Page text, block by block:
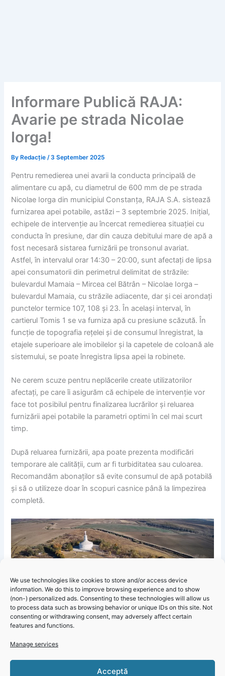
We use technologies like cookies to store and/or access device
information. We do this to improve browsing experience and to show
(non-) personalized ads. Consenting to these technologies will allow us
to process data such as browsing behavior or unique IDs on this site. Not
consenting or withdrawing consent, may adversely affect certain
features and functions.
Manage services
Acceptă
Informare Publică RAJA:
Avarie pe strada Nicolae
Iorga!
By Redacție/3 September 2025
Pentru remedierea unei avarii la conducta principală de
alimentare cu apă, cu diametrul de 600 mm de pe strada
Nicolae Iorga din municipiul Constanța, RAJA S.A. sistează
furnizarea apei potabile, astăzi – 3 septembrie 2025. Inițial,
echipele de intervenție au încercat remedierea situației cu
conducta în presiune, dar din cauza debitului mare de apă a
fost necesară sistarea furnizării pe tronsonul avariat.
Astfel, în intervalul orar 14:30 – 20:00, sunt afectați de lipsa
apei consumatorii din perimetrul delimitat de străzile:
bulevardul Mamaia – Mircea cel Bătrân – Nicolae Iorga –
bulevardul Mamaia, cu străzile adiacente, dar și cei arondați
punctelor termice 107, 108 și 23. În același interval, în
cartierul Tomis 1 se va furniza apă cu presiune scăzută. În
funcție de topografia rețelei și de consumul înregistrat, la
etajele superioare ale imobilelor și la capetele de coloană ale
sistemului, se poate înregistra lipsa apei la robinete.
Ne cerem scuze pentru neplăcerile create utilizatorilor
afectați, pe care îi asigurăm că echipele de intervenție vor
face tot posibilul pentru finalizarea lucrărilor și reluarea
furnizării apei potabile la parametri optimi în cel mai scurt
timp.
După reluarea furnizării, apa poate prezenta modificări
temporare ale calității, cum ar fi turbiditatea sau culoarea.
Recomandăm abonaților să evite consumul de apă potabilă
și să o utilizeze doar în scopuri casnice până la limpezirea
completă.
Informare Publică RAJA: Avarie pe strada Nicolae Iorga!
Click 'I
agree' to
enable
Faceboo
k
Cookie